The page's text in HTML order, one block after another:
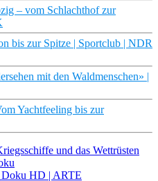
– vom Schlachthof zur
bis zur Spitze | Sportclub | NDR
mit den Waldmenschen» |
Yachtfeeling bis zur
und das Wettrüsten
HD | ARTE